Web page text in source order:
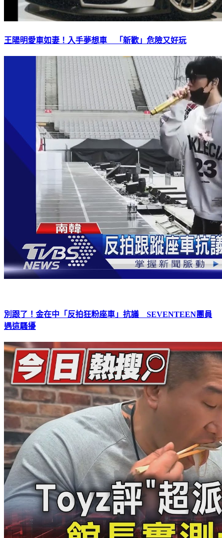
王陽明愛車如妻！入手夢想車 「新歡」危險又好玩
別跟了！金在中「反拍狂粉座車」抗議 SEVENTEEN團員
遇這騷擾